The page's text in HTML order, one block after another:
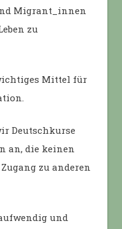
Migrant_innen
zu
Mittel für
Deutschkurse
an, die keinen
zu anderen
und